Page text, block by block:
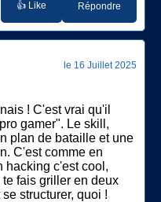
👍 Like Répondre
le 16 Juillet 2025
! C'est vrai qu'il
gamer". Le skill,
plan de bataille et une
C'est comme en
hacking c'est cool,
fais griller en deux
structurer, quoi !